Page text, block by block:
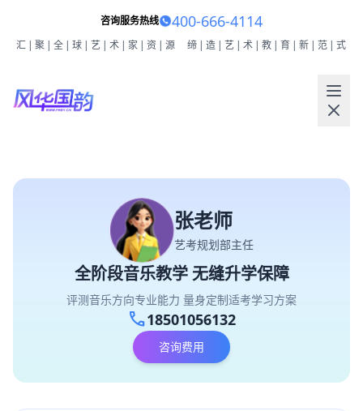
咨询服务热线 400-666-4114
汇|聚|全|球|艺|术|家|资|源 缔|造|艺|术|教|育|新|范|式
张老师
艺考规划部主任
全阶段音乐教学 无缝升学保障
评测音乐方向专业能力 量身定制适考学习方案
call18501056132
咨询费用